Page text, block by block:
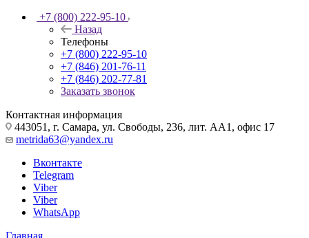
+7 (800) 222-95-10
Назад
Телефоны
+7 (800) 222-95-10
+7 (846) 201-76-11
+7 (846) 202-77-81
Заказать звонок
Контактная информация
443051, г. Самара, ул. Свободы, 236, лит. АА1, офис 17
metrida63@yandex.ru
Вконтакте
Telegram
Viber
Viber
WhatsApp
Главная